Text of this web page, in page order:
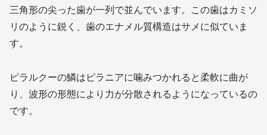
三角形の尖った歯が一列で並んでいます。この歯はカミソ
リのように鋭く、歯のエナメル質構造はサメに似ていま
す。
ピラルクーの鱗はピラニアに噛みつかれると柔軟に曲が
り、波形の形態により力が分散されるようになっているの
です。